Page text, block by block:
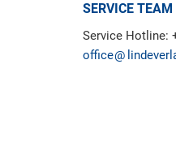
SERVICE TEAM
Service Hotline:
office